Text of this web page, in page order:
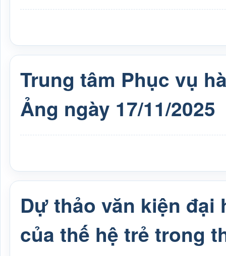
Trung tâm Phục vụ
Ảng ngày 17/11/2025
Dự thảo văn kiện đại
của thế hệ trẻ trong